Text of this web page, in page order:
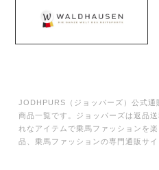
JODHPURS（ジョッパーズ）公式
商品一覧です。ジョッパーズは返品
れなアイテムで乗馬ファッションを
品、乗馬ファッションの専門通販サイ